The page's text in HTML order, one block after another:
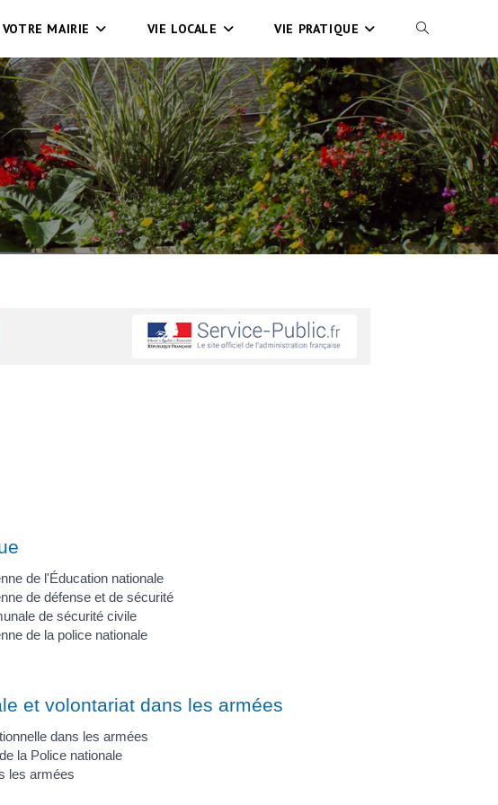
VOTRE MAIRIE VIE LOCALE VIE PRATIQUE
de l'Éducation nationale
de défense et de sécurité
de sécurité civile
de la police nationale
et volontariat dans les armées
dans les armées
la Police nationale
les armées